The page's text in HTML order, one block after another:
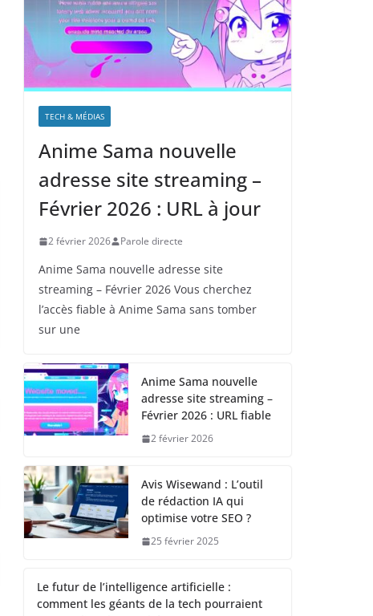
TECH & MÉDIAS
Anime Sama nouvelle
adresse site streaming –
Février 2026 : URL à jour
2 février 2026 Parole directe
Anime Sama nouvelle adresse site
streaming – Février 2026 Vous cherchez
l’accès fiable à Anime Sama sans tomber
sur une
Anime Sama nouvelle
adresse site streaming –
Février 2026 : URL fiable
2 février 2026
Avis Wisewand : L’outil
de rédaction IA qui
optimise votre SEO ?
25 février 2025
Le futur de l’intelligence artificielle :
comment les géants de la tech pourraient